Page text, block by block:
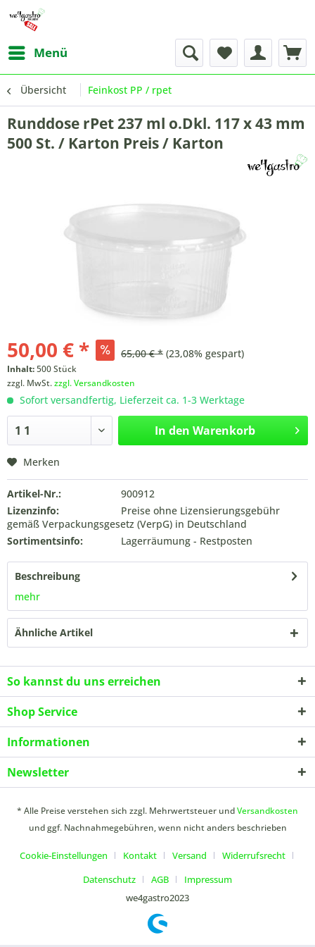
Menü
Übersicht Feinkost PP / rpet
Runddose rPet 237 ml o.Dkl. 117 x 43 mm
500 St. / Karton Preis / Karton
50,00 € * 65,00 € * (23,08% gespart)
Inhalt:500 Stück
zzgl. MwSt.zzgl. Versandkosten
Sofort versandfertig, Lieferzeit ca. 1-3 Werktage
In den Warenkorb
Merken
Artikel-Nr.:
900912
Lizenzinfo:
Preise ohne Lizensierungsgebühr
gemäß Verpackungsgesetz (VerpG) in Deutschland
Sortimentsinfo:
Lagerräumung - Restposten
Beschreibung
mehr
Ähnliche Artikel
So kannst du uns erreichen
Shop Service
Informationen
Newsletter
* Alle Preise verstehen sich zzgl. Mehrwertsteuer undVersandkosten
und ggf. Nachnahmegebühren, wenn nicht anders beschrieben
Cookie-Einstellungen Kontakt Versand
Widerrufsrecht
Datenschutz
AGB
Impressum
we4gastro2023